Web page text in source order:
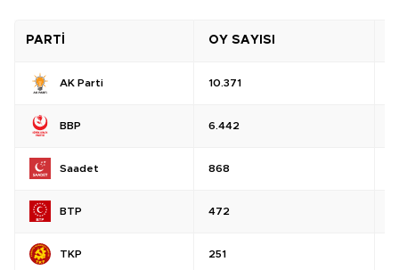
PARTİ OY SAYISI
AK Parti 10.371
BBP 6.442
Saadet 868
BTP 472
TKP 251